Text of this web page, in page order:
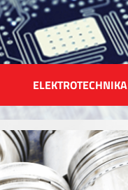
ELEKTROTECHNIKA